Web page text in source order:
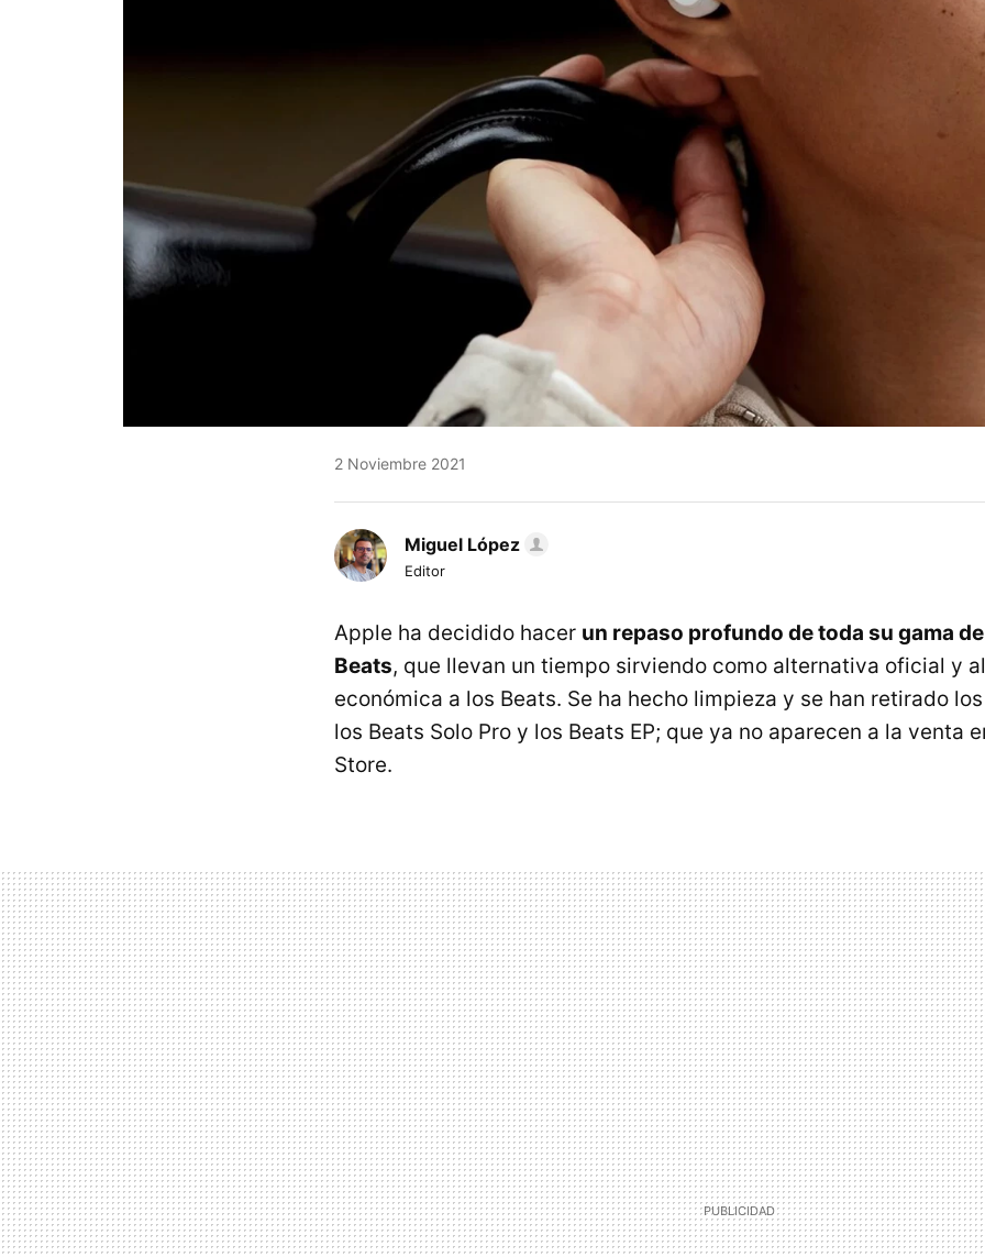
2 Noviembre 2021
Miguel López
Editor
Apple ha decidido hacer un repaso profundo de toda su gama
Beats, que llevan un tiempo sirviendo como alternativa oficial y
económica a los Beats. Se ha hecho limpieza y se han retirado
los Beats Solo Pro y los Beats EP; que ya no aparecen a la venta
Store.